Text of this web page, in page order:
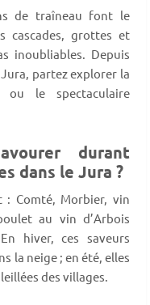
de traîneau font le
cascades, grottes et
inoubliables. Depuis
partez explorer la
ou le spectaculaire
durant
dans le Jura ?
Comté, Morbier, vin
au vin d’Arbois
hiver, ces saveurs
la neige ; en été, elles
des villages.